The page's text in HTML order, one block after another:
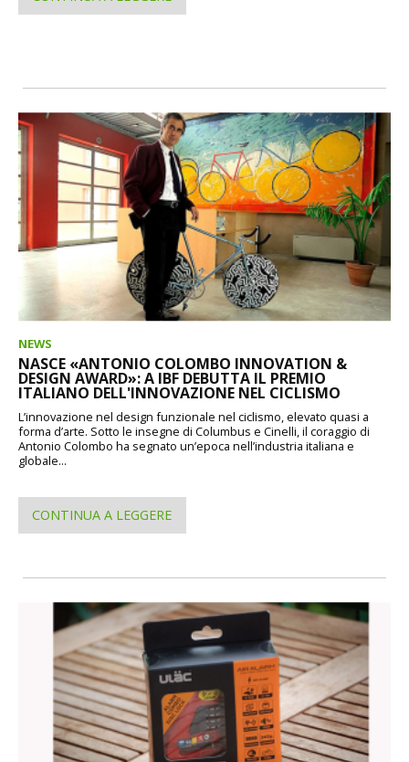
NEWS
NASCE «ANTONIO COLOMBO INNOVATION &
DESIGN AWARD»: A IBF DEBUTTA IL PREMIO
ITALIANO DELL'INNOVAZIONE NEL CICLISMO
L’innovazione nel design funzionale nel ciclismo, elevato quasi a
forma d’arte. Sotto le insegne di Columbus e Cinelli, il coraggio di
Antonio Colombo ha segnato un’epoca nell’industria italiana e
globale...
CONTINUA A LEGGERE